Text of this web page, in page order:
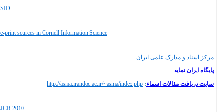
SID
e-print sources in Cornell Information Science
مرکز اسناد و مدارک علمی ایران
پایگاه ایران نمایه
سایت دریافت مقالات اسماء:
http://asma.irandoc.ac.ir/~asma/index.php
JCR 2010